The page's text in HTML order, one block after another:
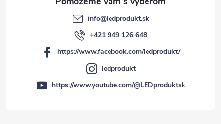
info@ledprodukt.sk
+421 949 126 648
https://www.facebook.com/ledprodukt/
ledprodukt
https://www.youtube.com/@LEDproduktsk